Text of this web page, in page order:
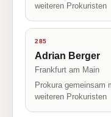
weiteren Prokuristen
285
Adrian Berger
Frankfurt am Main
Prokura gemeinsam
weiteren Prokuristen